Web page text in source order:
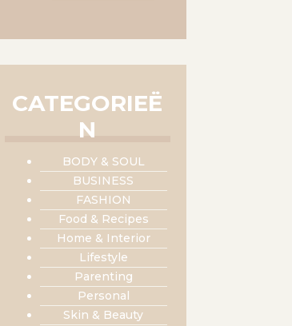
CATEGORIEË
N
BODY & SOUL
BUSINESS
FASHION
Food & Recipes
Home & Interior
Lifestyle
Parenting
Personal
Skin & Beauty